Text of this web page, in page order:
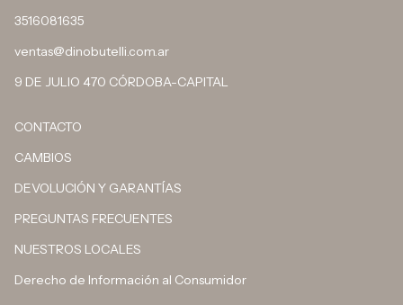
3516081635
ventas@dinobutelli.com.ar
9 DE JULIO 470 CÓRDOBA-CAPITAL
CONTACTO
CAMBIOS
DEVOLUCIÓN Y GARANTÍAS
PREGUNTAS FRECUENTES
NUESTROS LOCALES
Derecho de Información al Consumidor